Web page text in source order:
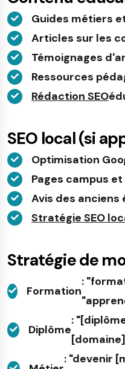
Guides métiers
Articles sur les
Témoignages
Ressources
Rédaction SEO
SEO local (si
Optimisation
Pages campus
Avis des anciens
Stratégie SEO
Stratégie de
Formation
:
Diplôme
:
: "devenir